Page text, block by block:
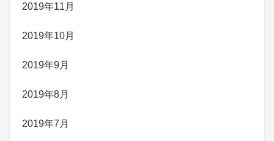
2019年11月
2019年10月
2019年9月
2019年8月
2019年7月